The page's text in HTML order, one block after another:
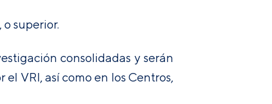
superior.
consolidadas y serán
VRI, así como en los Centros,